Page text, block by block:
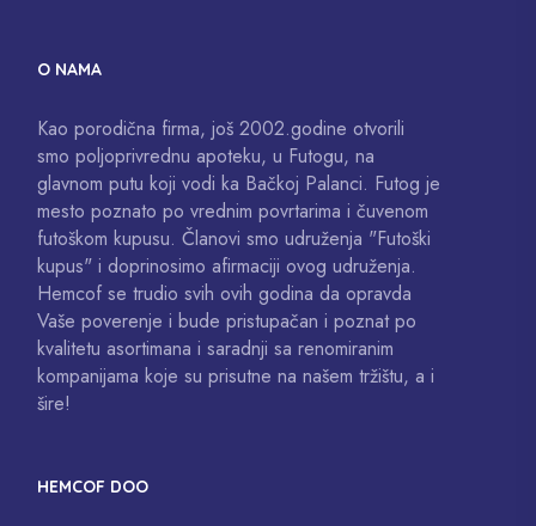
O NAMA
Kao porodična firma, još 2002.godine otvorili
smo poljoprivrednu apoteku, u Futogu, na
glavnom putu koji vodi ka Bačkoj Palanci. Futog je
mesto poznato po vrednim povrtarima i čuvenom
futoškom kupusu. Članovi smo udruženja "Futoški
kupus" i doprinosimo afirmaciji ovog udruženja.
Hemcof se trudio svih ovih godina da opravda
Vaše poverenje i bude pristupačan i poznat po
kvalitetu asortimana i saradnji sa renomiranim
kompanijama koje su prisutne na našem tržištu, a i
šire!
HEMCOF DOO